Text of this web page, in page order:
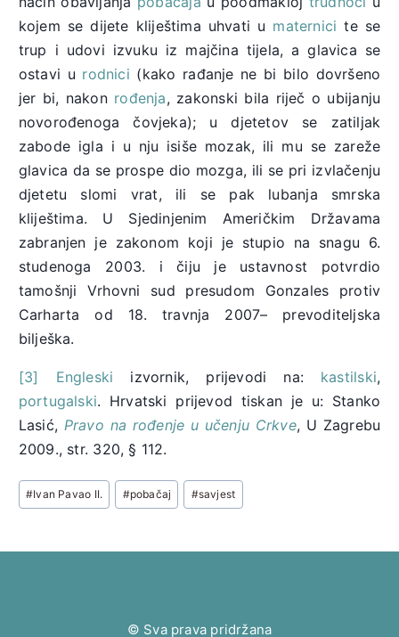
kojem se dijete kliještima uhvati u maternici te se
trup i udovi izvuku iz majčina tijela, a glavica se
ostavi u rodnici (kako rađanje ne bi bilo dovršeno
jer bi, nakon rođenja, zakonski bila riječ o ubijanju
novorođenoga čovjeka); u djetetov se zatiljak
zabode igla i u nju isiše mozak, ili mu se zareže
glavica da se prospe dio mozga, ili se pri izvlačenju
djetetu slomi vrat, ili se pak lubanja smrska
kliještima. U Sjedinjenim Američkim Državama
zabranjen je zakonom koji je stupio na snagu 6.
studenoga 2003. i čiju je ustavnost potvrdio
tamošnji Vrhovni sud presudom Gonzales protiv
Carharta od 18. travnja 2007– prevoditeljska
bilješka.
[3] Engleski izvornik, prijevodi na: kastilski,
portugalski. Hrvatski prijevod tiskan je u: Stanko
Lasić, Pravo na rođenje u učenju Crkve, U Zagrebu
2009., str. 320, § 112.
Post
Tags:
#Ivan Pavao II. #pobačaj #savjest
© Sva prava pridržana